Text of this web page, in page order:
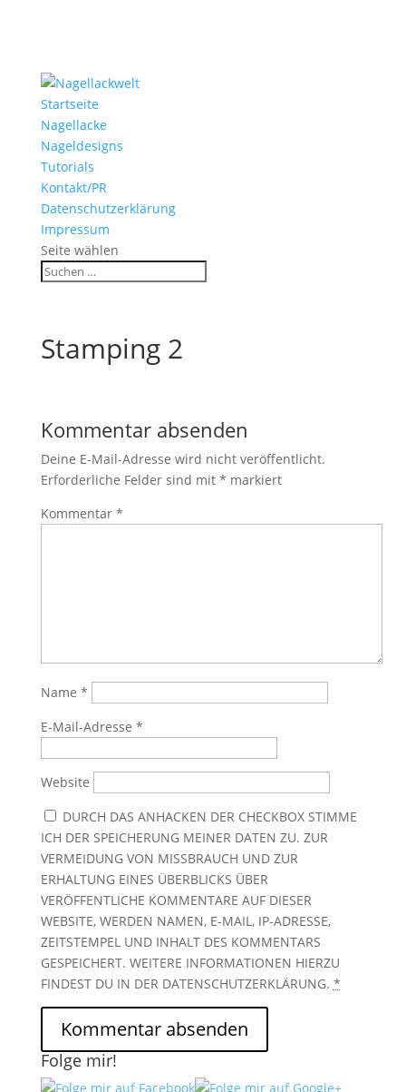
Startseite
Nagellacke
Nageldesigns
Tutorials
Kontakt/PR
Datenschutzerklärung
Impressum
Seite wählen
Stamping 2
Kommentar absenden
Deine E-Mail-Adresse wird nicht veröffentlicht.
Erforderliche Felder sind mit * markiert
Kommentar *
Name *
E-Mail-Adresse *
Website
DURCH DAS ANHACKEN DER CHECKBOX STIMME
ICH DER SPEICHERUNG MEINER DATEN ZU. ZUR
VERMEIDUNG VON MISSBRAUCH UND ZUR
ERHALTUNG EINES ÜBERBLICKS ÜBER
VERÖFFENTLICHE KOMMENTARE AUF DIESER
WEBSITE, WERDEN NAMEN, E-MAIL, IP-ADRESSE,
ZEITSTEMPEL UND INHALT DES KOMMENTARS
GESPEICHERT. WEITERE INFORMATIONEN HIERZU
FINDEST DU IN DER DATENSCHUTZERKLÄRUNG. *
Folge mir!